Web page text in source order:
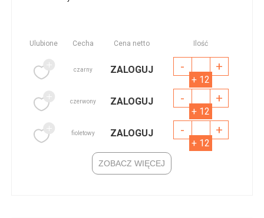
Ulubione Cecha Cena netto Ilość
czarny ZALOGUJ - +
+ 12
czerwony ZALOGUJ - +
+ 12
fioletowy ZALOGUJ - +
+ 12
ZOBACZ WIĘCEJ